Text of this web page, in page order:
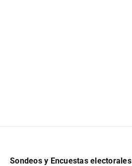
Sondeos y Encuestas electorales